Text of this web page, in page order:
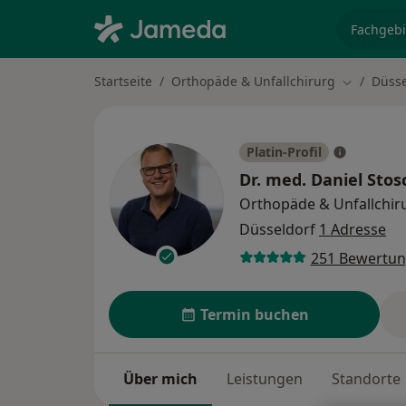
Startseite Orthopäde & Unfallchirurg Stadt
Platin-Profil
Dr. med. Daniel
Orthopäde &
Düsseldorf 1 Adresse
251
Termin buchen
Über mich Leistungen Standorte